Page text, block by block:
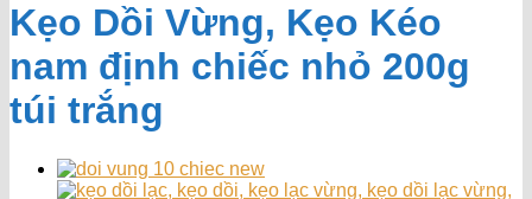
Kẹo Dồi Vừng, Kẹo Kéo
nam định chiếc nhỏ 200g
túi trắng